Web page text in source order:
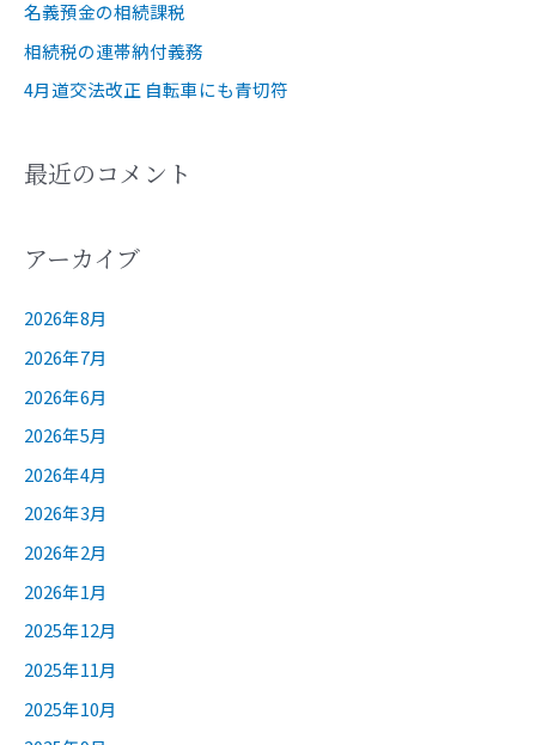
名義預金の相続課税
相続税の連帯納付義務
4月道交法改正 自転車にも青切符
最近のコメント
アーカイブ
2026年8月
2026年7月
2026年6月
2026年5月
2026年4月
2026年3月
2026年2月
2026年1月
2025年12月
2025年11月
2025年10月